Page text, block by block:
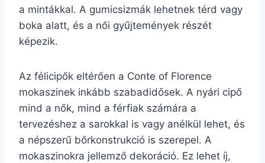
a mintákkal. A gumicsizmák lehetnek térd vagy
boka alatt, és a női gyűjtemények részét
képezik.
Az félicipők eltérően a Conte of Florence
mokaszinek inkább szabadidősek. A nyári cipő
mind a nők, mind a férfiak számára a
tervezéshez a sarokkal is vagy anélkül lehet, és
a népszerű bőrkonstrukció is szerepel. A
mokaszinokra jellemző dekoráció. Ez lehet íj,